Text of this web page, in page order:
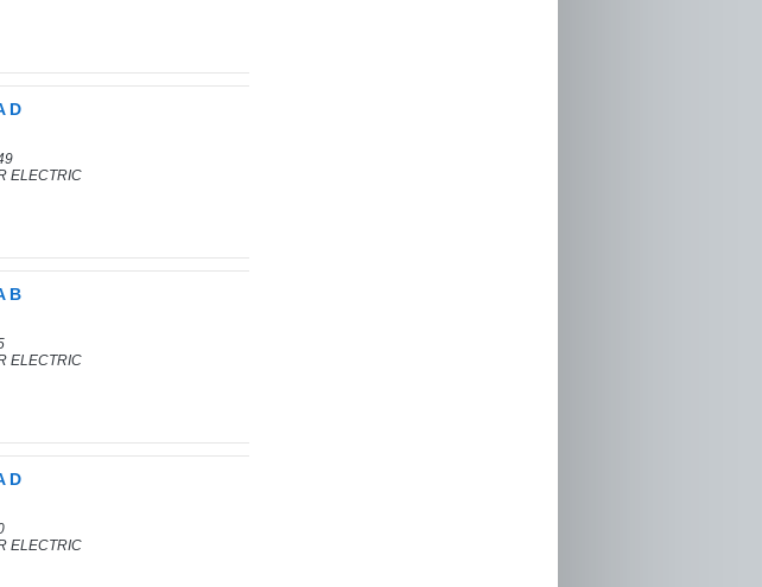
D
ELECTRIC
B
ELECTRIC
D
ELECTRIC